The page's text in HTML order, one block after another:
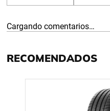
Cargando comentarios…
RECOMENDADOS